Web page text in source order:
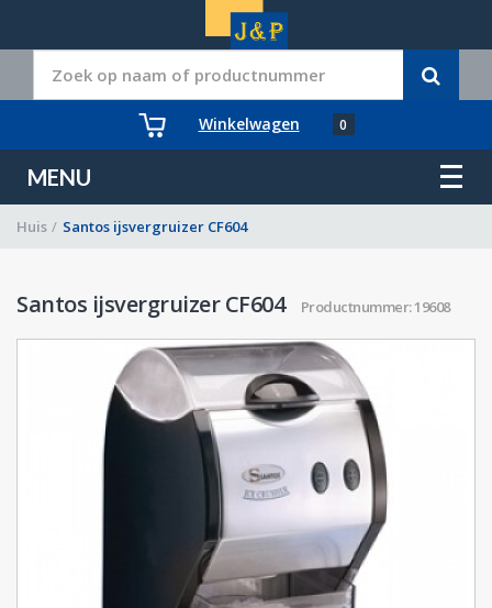
Winkelwagen 0
MENU
Huis / Santos ijsvergruizer CF604
Santos ijsvergruizer CF604 Productnummer: 19608